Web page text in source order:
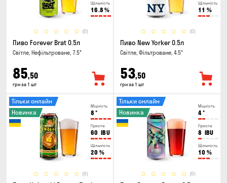
Щільність
16.8 %
(0)
Пиво Forever Brat 0.5л
Світле, Нефільтроване, 7.5°
85,50
грн за 1 шт
Щільність
11 %
(0)
Пиво New Yorker 0.5л
Світле, Фільтроване, 4.5°
53,50
грн за 1 шт
Міцність
8 °
Гіркота
60 IBU
Щільність
20 %
(0)
Тільки онлайн
Новинка
Міцність
4°
Гіркота
8 IBU
Щільність
10 %
(0)
Тільки онлайн
Новинка